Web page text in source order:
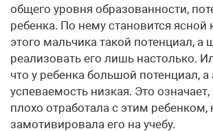
общего уровня образованности,
ребенка. По нему становится ясной
этого мальчика такой потенциал, а
реализовать его лишь настолько.
что у ребенка большой потенциал,
успеваемость низкая. Это
плохо отработала с этим ребенком,
замотивировала его на учебу.